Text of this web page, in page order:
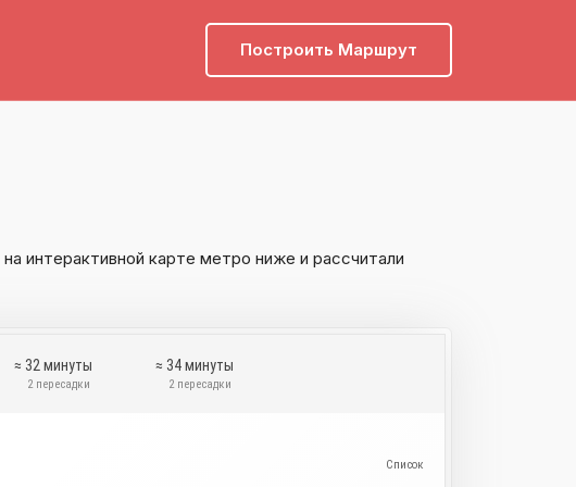
Построить Маршрут
на интерактивной карте метро ниже и рассчитали
≈ 32 минуты
2 пересадки
≈ 34 минуты
2 пересадки